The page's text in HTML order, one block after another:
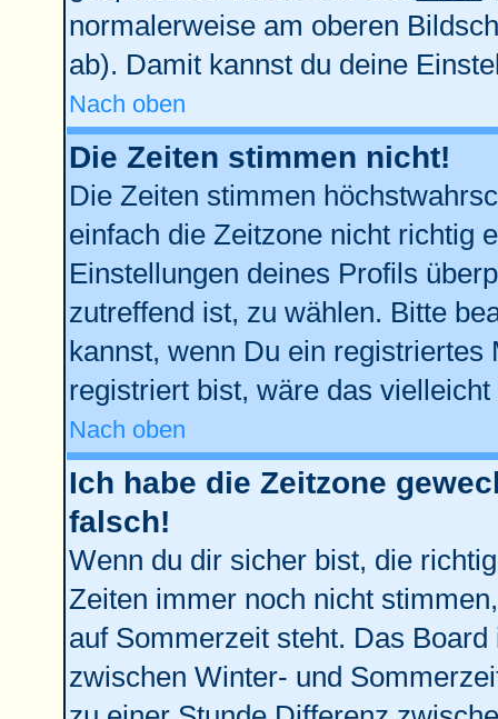
normalerweise am oberen
ab). Damit kannst du deine
Nach oben
Die Zeiten stimmen nicht!
Die Zeiten stimmen
einfach die Zeitzone nicht richtig
Einstellungen deines Profils
zutreffend ist, zu wählen. Bitte
kannst, wenn Du ein
registriert bist, wäre das
Nach oben
Ich habe die Zeitzone
falsch!
Wenn du dir sicher bist, die
Zeiten immer noch nicht
auf Sommerzeit steht. Das
zwischen Winter- und